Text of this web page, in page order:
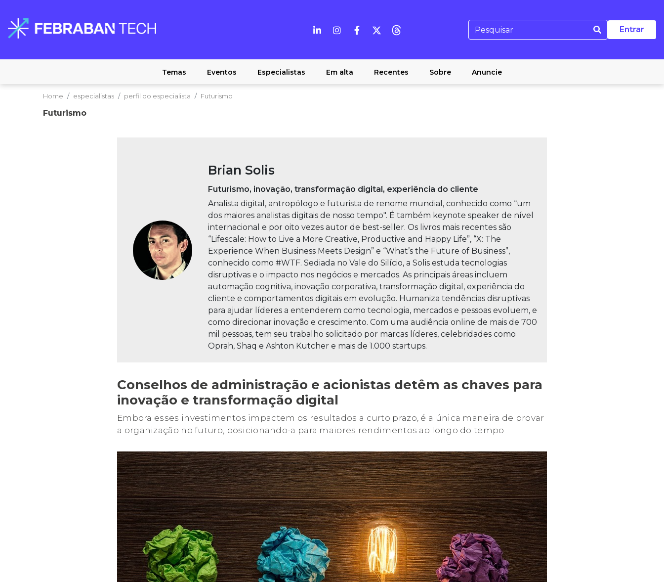
Entrar
Temas Eventos Especialistas Em alta Recentes Sobre Anuncie
Home especialistas perfil do especialista Futurismo
Futurismo
Brian Solis
Futurismo, inovação, transformação digital, experiência do cliente
Analista digital, antropólogo e futurista de renome mundial, conhecido como “um
dos maiores analistas digitais de nosso tempo". É também keynote speaker de nível
internacional e por oito vezes autor de best-seller. Os livros mais recentes são
“Lifescale: How to Live a More Creative, Productive and Happy Life”, “X: The
Experience When Business Meets Design” e “What’s the Future of Business”,
conhecido como #WTF. Sediada no Vale do Silício, a Solis estuda tecnologias
disruptivas e o impacto nos negócios e mercados. As principais áreas incluem
automação cognitiva, inovação corporativa, transformação digital, experiência do
cliente e comportamentos digitais em evolução. Humaniza tendências disruptivas
para ajudar líderes a entenderem como tecnologia, mercados e pessoas evoluem, e
como direcionar inovação e crescimento. Com uma audiência online de mais de 700
mil pessoas, tem seu trabalho solicitado por marcas líderes, celebridades como
Oprah, Shaq e Ashton Kutcher e mais de 1.000 startups.
Conselhos de administração e acionistas detêm as chaves para
inovação e transformação digital
Embora esses investimentos impactem os resultados a curto prazo, é a única maneira de provar
a organização no futuro, posicionando-a para maiores rendimentos ao longo do tempo